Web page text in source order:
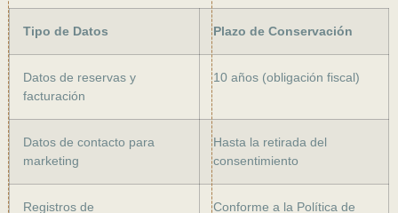
Tipo de Datos Plazo de Conservación
Datos de reservas y
facturación
10 años (obligación fiscal)
Datos de contacto para
marketing
Hasta la retirada del
consentimiento
Registros de
Conforme a la Política de